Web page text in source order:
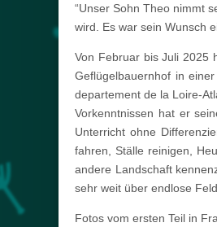
“Unser Sohn Theo nimmt
wird. Es war sein Wunsch
Von Februar bis Juli 2025
Geflügelbauernhof in
departement de la Loire-
Vorkenntnissen hat er
Unterricht ohne
fahren, Ställe reinigen,
andere Landschaft
sehr weit über endlose
Fotos vom ersten Teil in